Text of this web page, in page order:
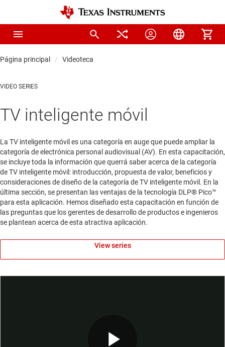
Página principal Videoteca
VIDEO SERIES
TV inteligente móvil
La TV inteligente móvil es una categoría en auge que puede ampliar la
categoría de electrónica personal audiovisual (AV). En esta capacitación,
se incluye toda la información que querrá saber acerca de la categoría
de TV inteligente móvil: introducción, propuesta de valor, beneficios y
consideraciones de diseño de la categoría de TV inteligente móvil. En la
última sección, se presentan las ventajas de la tecnología DLP® Pico™
para esta aplicación. Hemos diseñado esta capacitación en función de
las preguntas que los gerentes de desarrollo de productos e ingenieros
se plantean acerca de esta atractiva aplicación.
View series